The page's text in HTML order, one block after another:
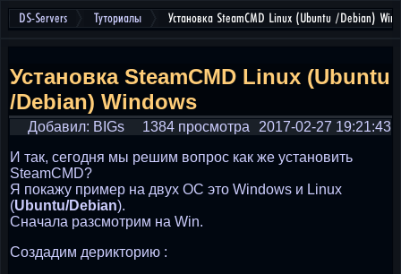
DS-Servers Туториалы Установка SteamCMD Linux (Ubuntu /Debian)
Установка SteamCMD Linux (Ubuntu
/Debian) Windows
Добавил: BIGs 2017-02-27 19:21:43
1384 просмотра
И так, сегодня мы решим вопрос как же установить
SteamCMD?
Я покажу пример на двух ОС это Windows и Linux
(Ubuntu/Debian).
Сначала разсмотрим на Win.
Создадим дерикторию :